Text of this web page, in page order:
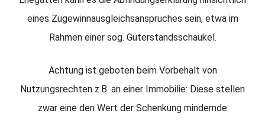
eines Zugewinnausgleichsanspruches sein, etwa im
Rahmen einer sog. Güterstandsschaukel.
Achtung ist geboten beim Vorbehalt von
Nutzungsrechten z.B. an einer Immobilie: Diese stellen
zwar eine den Wert der Schenkung mindernde